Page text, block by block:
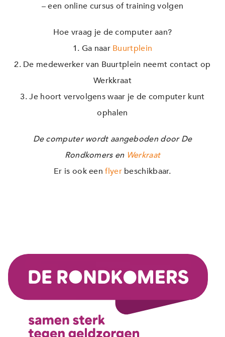
– een online cursus of training volgen
Hoe vraag je de computer aan?
1. Ga naar Buurtplein
2. De medewerker van Buurtplein neemt contact op
Werkkraat
3. Je hoort vervolgens waar je de computer kunt
ophalen
De computer wordt aangeboden door De
Rondkomers en Werkraat
Er is ook eenflyerbeschikbaar.